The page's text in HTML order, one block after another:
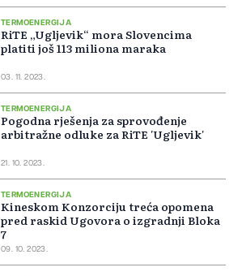
TERMOENERGIJA
RiTE „Ugljevik“ mora Slovencima
platiti još 113 miliona maraka
03. 11. 2023.
TERMOENERGIJA
Pogodna rješenja za sprovođenje
arbitražne odluke za RiTE 'Ugljevik'
21. 10. 2023.
TERMOENERGIJA
Kineskom Konzorciju treća opomena
pred raskid Ugovora o izgradnji Bloka
7
09. 10. 2023.